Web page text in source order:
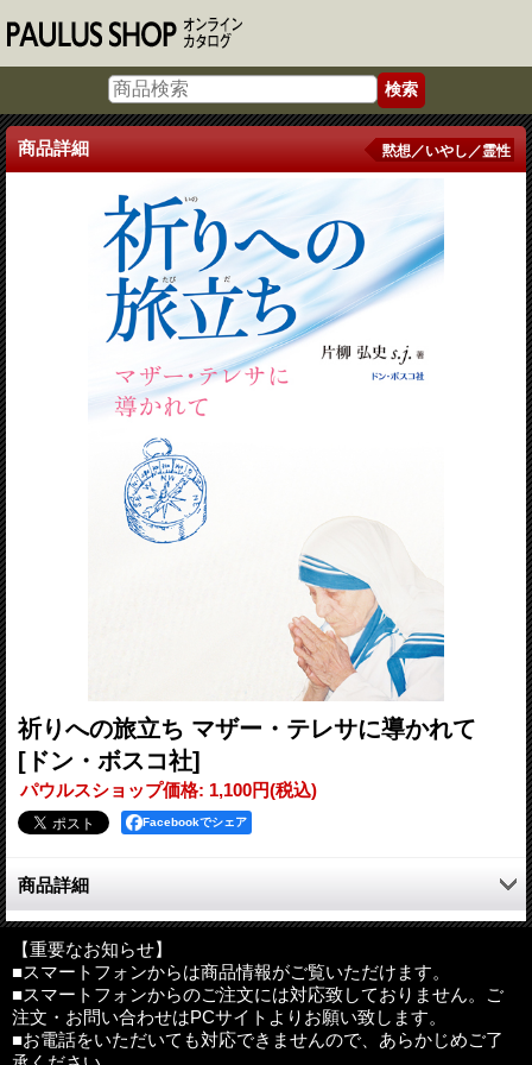
商品詳細 黙想／いやし／霊性
祈りへの旅立ち マザー・テレサに導かれて
[ドン・ボスコ社]
パウルスショップ価格: 1,100円(税込)
Facebookでシェア
商品詳細
マザー・テレサに導かれながら、心のいちばん奥深く、イエスが
いる場所へと旅をする黙想の本。FEBCの人気ラジオ番組を単行
本化。各行程の最後に祈りのヒントと振り返りの日記ページ付
き。初めて黙想を行う人にもおすすめです。
●目次
【重要なお知らせ】
■スマートフォンからは商品情報がご覧いただけます。
■スマートフォンからのご注文には対応致しておりません。ご
注文・お問い合わせはPCサイトよりお願い致します。
■お電話をいただいても対応できませんので、あらかじめご了